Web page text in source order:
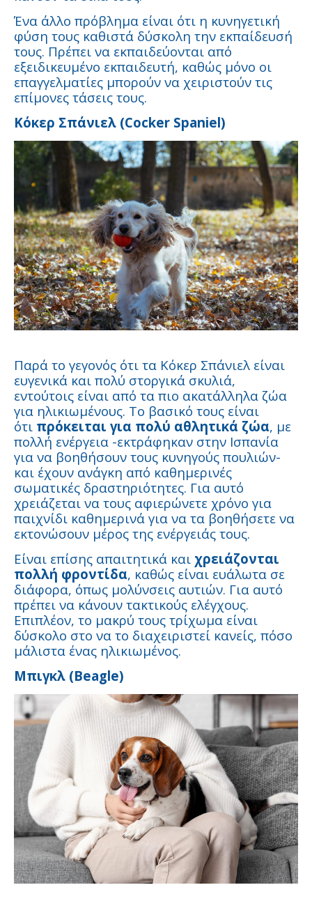
Ένα άλλο πρόβλημα είναι ότι η κυνηγετική
φύση τους καθιστά δύσκολη την εκπαίδευσή
τους. Πρέπει να εκπαιδεύονται από
εξειδικευμένο εκπαιδευτή, καθώς μόνο οι
επαγγελματίες μπορούν να χειριστούν τις
επίμονες τάσεις τους.
Κόκερ Σπάνιελ (Cocker Spaniel)
Παρά το γεγονός ότι τα Κόκερ Σπάνιελ είναι
ευγενικά και πολύ στοργικά σκυλιά,
εντούτοις είναι από τα πιο ακατάλληλα ζώα
για ηλικιωμένους. Το βασικό τους είναι
ότι πρόκειται για πολύ αθλητικά ζώα, με
πολλή ενέργεια -εκτράφηκαν στην Ισπανία
για να βοηθήσουν τους κυνηγούς πουλιών-
και έχουν ανάγκη από καθημερινές
σωματικές δραστηριότητες. Για αυτό
χρειάζεται να τους αφιερώνετε χρόνο για
παιχνίδι καθημερινά για να τα βοηθήσετε να
εκτονώσουν μέρος της ενέργειάς τους.
Είναι επίσης απαιτητικά και χρειάζονται
πολλή φροντίδα, καθώς είναι ευάλωτα σε
διάφορα, όπως μολύνσεις αυτιών. Για αυτό
πρέπει να κάνουν τακτικούς ελέγχους.
Επιπλέον, το μακρύ τους τρίχωμα είναι
δύσκολο στο να το διαχειριστεί κανείς, πόσο
μάλιστα ένας ηλικιωμένος.
Μπιγκλ (Beagle)